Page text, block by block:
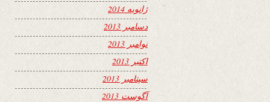
ژانویه 2014
دسامبر 2013
نوامبر 2013
اکتبر 2013
سپتامبر 2013
آگوست 2013